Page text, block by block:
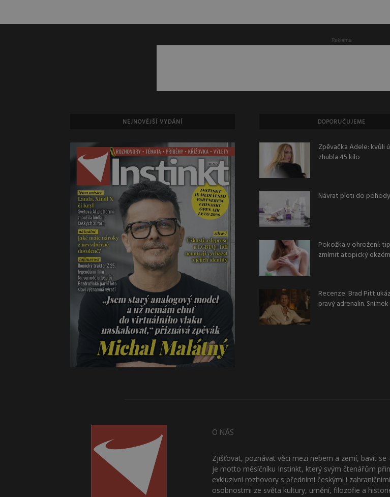
Reklama
NEJNOVĚJŠÍ VYDÁNÍ DOPORUČUJEME
Zpěvačka Adele: kvůli
zhubla 45 kilo
Návrat pleti do pohody
Pokožka v ohrožení:
zmírnit atopický ekzém
Recenze: Brad Pitt
pravý adrenalin. Snímek
O NÁS
Zjišťovat, poznávat věci mezi nebem a zemí, bavit se
je motto měsíčníku Instinkt, který svým čtenářům
exkluzivní rozhovory s předními českými i zahraničními
osobnostmi ze světa kultury, umění, filozofie a